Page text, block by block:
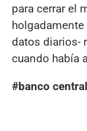
para cerrar el
datos diarios-
cuando había
#banco